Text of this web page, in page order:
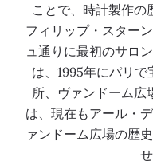
ことで、時計製作の
フィリップ・スター
ュ通りに最初のサロ
は、1995年にパリ
所、ヴァンドーム広
は、現在もアール・
ァンドーム広場の歴